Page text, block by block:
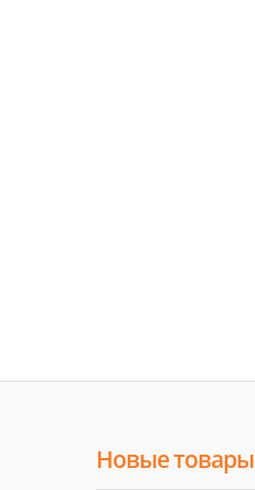
Новые товары